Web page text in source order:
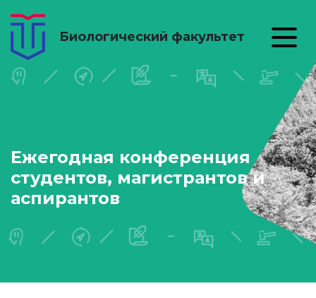
Биологический факультет
Ежегодная конференция
студентов, магистрантов и
аспирантов